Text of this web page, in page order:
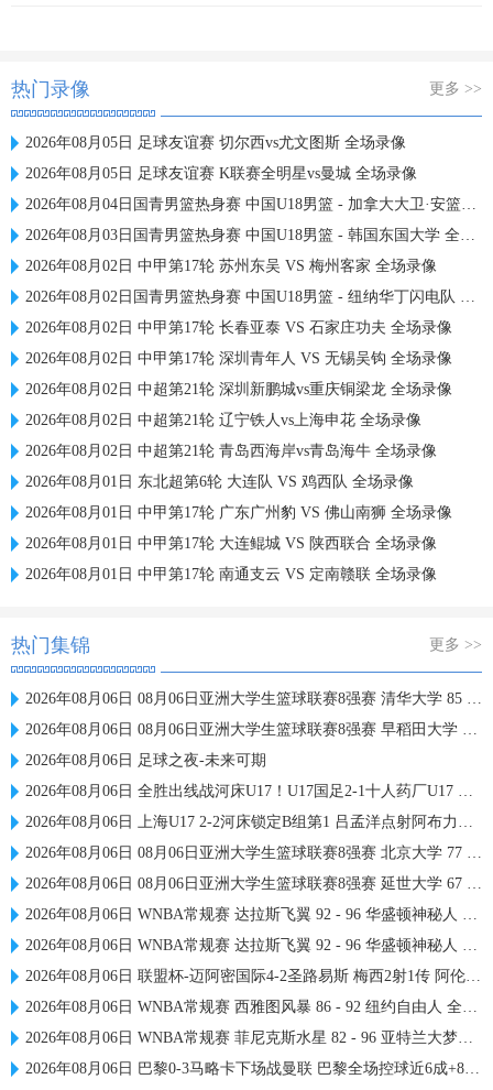
热门录像 更多 >>
2026年08月05日 足球友谊赛 切尔西vs尤文图斯 全场录像
2026年08月05日 足球友谊赛 K联赛全明星vs曼城 全场录像
2026年08月04日国青男篮热身赛 中国U18男篮 - 加拿大大卫·安篮球学院 全场录像
2026年08月03日国青男篮热身赛 中国U18男篮 - 韩国东国大学 全场录像
2026年08月02日 中甲第17轮 苏州东吴 VS 梅州客家 全场录像
2026年08月02日国青男篮热身赛 中国U18男篮 - 纽纳华丁闪电队 全场录像
2026年08月02日 中甲第17轮 长春亚泰 VS 石家庄功夫 全场录像
2026年08月02日 中甲第17轮 深圳青年人 VS 无锡吴钩 全场录像
2026年08月02日 中超第21轮 深圳新鹏城vs重庆铜梁龙 全场录像
2026年08月02日 中超第21轮 辽宁铁人vs上海申花 全场录像
2026年08月02日 中超第21轮 青岛西海岸vs青岛海牛 全场录像
2026年08月01日 东北超第6轮 大连队 VS 鸡西队 全场录像
2026年08月01日 中甲第17轮 广东广州豹 VS 佛山南狮 全场录像
2026年08月01日 中甲第17轮 大连鲲城 VS 陕西联合 全场录像
2026年08月01日 中甲第17轮 南通支云 VS 定南赣联 全场录像
热门集锦 更多 >>
2026年08月06日 08月06日亚洲大学生篮球联赛8强赛 清华大学 85 - 81 菲律宾大学 集锦
2026年08月06日 08月06日亚洲大学生篮球联赛8强赛 早稻田大学 78 - 71 高丽大学 集锦
2026年08月06日 足球之夜-未来可期
2026年08月06日 全胜出线战河床U17！U17国足2-1十人药厂U17 赵松源登场1分钟传射
2026年08月06日 上海U17 2-2河床锁定B组第1 吕孟洋点射阿布力米破门 将战A组第2
2026年08月06日 08月06日亚洲大学生篮球联赛8强赛 北京大学 77 - 79 上海交通大学 集锦
2026年08月06日 08月06日亚洲大学生篮球联赛8强赛 延世大学 67 - 72 政治大学 集锦
2026年08月06日 WNBA常规赛 达拉斯飞翼 92 - 96 华盛顿神秘人 全场集锦
2026年08月06日 WNBA常规赛 达拉斯飞翼 92 - 96 华盛顿神秘人 全场集锦
2026年08月06日 联盟杯-迈阿密国际4-2圣路易斯 梅西2射1传 阿伦助攻戴帽
2026年08月06日 WNBA常规赛 西雅图风暴 86 - 92 纽约自由人 全场集锦
2026年08月06日 WNBA常规赛 菲尼克斯水星 82 - 96 亚特兰大梦想 全场集锦
2026年08月06日 巴黎0-3马略卡下场战曼联 巴黎全场控球近6成+8射3正未果